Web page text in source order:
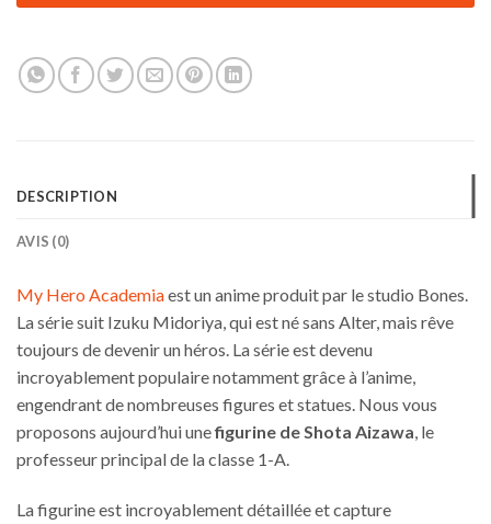
DESCRIPTION
AVIS (0)
My Hero Academiaest un anime produit par le studio Bones.
La série suit Izuku Midoriya, qui est né sans Alter, mais rêve
toujours de devenir un héros. La série est devenu
incroyablement populaire notamment grâce à l’anime,
engendrant de nombreuses figures et statues. Nous vous
proposons aujourd’hui unefigurine de Shota Aizawa, le
professeur principal de la classe 1-A.
La figurine est incroyablement détaillée et capture